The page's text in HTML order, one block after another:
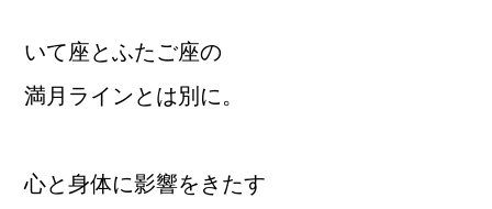
いて座とふたご座の
満月ラインとは別に。
心と身体に影響をきたす